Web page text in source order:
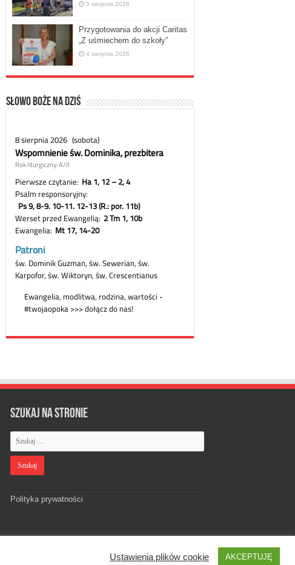
5 sierpnia 2026
Przygotowania do akcji Caritas
„Z uśmiechem do szkoły”
4 sierpnia 2026
Słowo Boże na dziś
Szukaj na stronie
Polityka prywatności
Designed byWebdawid
Ustawienia plików cookie AKCEPTUJĘ